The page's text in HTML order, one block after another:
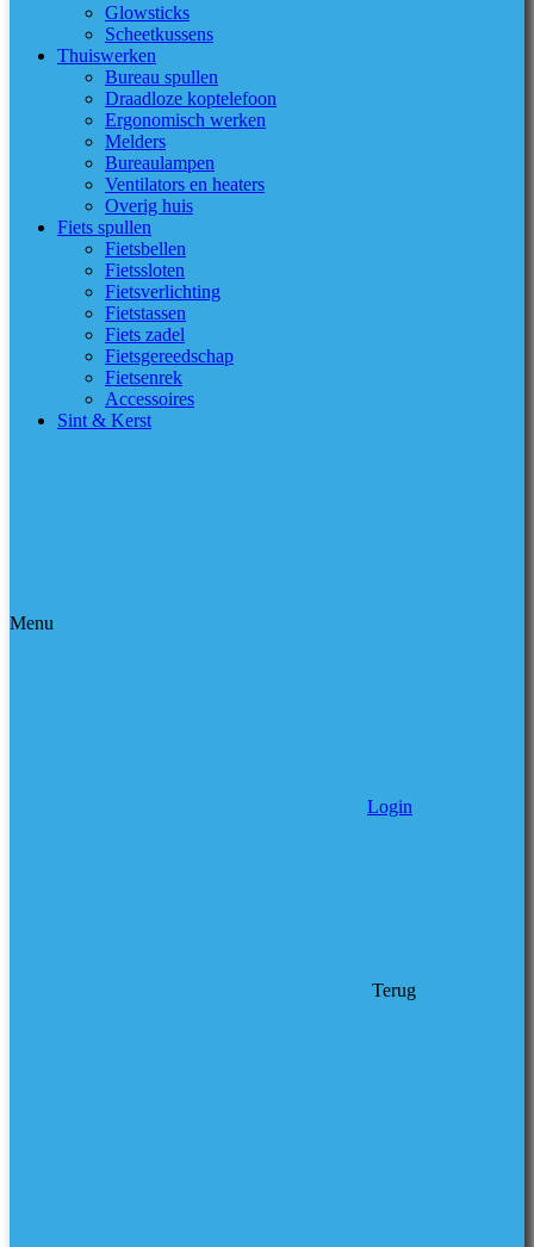
Glowsticks
Scheetkussens
Thuiswerken
Bureau spullen
Draadloze koptelefoon
Ergonomisch werken
Melders
Bureaulampen
Ventilators en heaters
Overig huis
Fiets spullen
Fietsbellen
Fietssloten
Fietsverlichting
Fietstassen
Fiets zadel
Fietsgereedschap
Fietsenrek
Accessoires
Sint & Kerst
Menu
Login
Terug